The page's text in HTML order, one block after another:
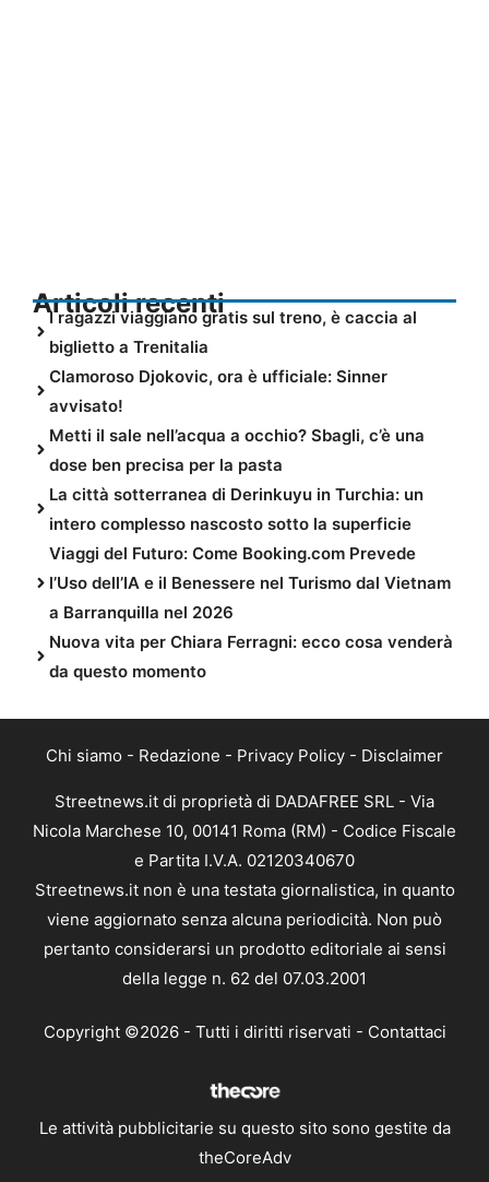
Articoli recenti
I ragazzi viaggiano gratis sul treno, è caccia al
biglietto a Trenitalia
Clamoroso Djokovic, ora è ufficiale: Sinner
avvisato!
Metti il sale nell’acqua a occhio? Sbagli, c’è una
dose ben precisa per la pasta
La città sotterranea di Derinkuyu in Turchia: un
intero complesso nascosto sotto la superficie
Viaggi del Futuro: Come Booking.com Prevede
l’Uso dell’IA e il Benessere nel Turismo dal Vietnam
a Barranquilla nel 2026
Nuova vita per Chiara Ferragni: ecco cosa venderà
da questo momento
Chi siamo - Redazione - Privacy Policy - Disclaimer
Streetnews.it di proprietà di DADAFREE SRL - Via
Nicola Marchese 10, 00141 Roma (RM) - Codice Fiscale
e Partita I.V.A. 02120340670
Streetnews.it non è una testata giornalistica, in quanto
viene aggiornato senza alcuna periodicità. Non può
pertanto considerarsi un prodotto editoriale ai sensi
della legge n. 62 del 07.03.2001
Copyright ©2026 - Tutti i diritti riservati - Contattaci
Le attività pubblicitarie su questo sito sono gestite da
theCoreAdv